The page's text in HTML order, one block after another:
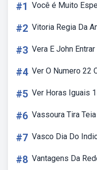
#1 Você é Muito
#2 Vitoria Regia Da
#3 Vera E John Entrar
#4 Ver O Numero 22
#5 Ver Horas Iguais
#6 Vassoura Tira
#7 Vasco Dia Do
#8 Vantagens Da